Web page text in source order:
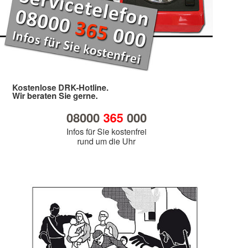
Kostenlose DRK-Hotline.
Wir beraten Sie gerne.
08000 365000
Infos für Sie kostenfrei
rund um die Uhr